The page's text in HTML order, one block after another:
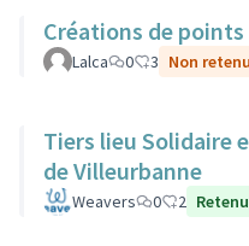
Créations de
Lalca 0 3 Non
Tiers lieu Solidaire
de Villeurbanne
Weavers 0 2